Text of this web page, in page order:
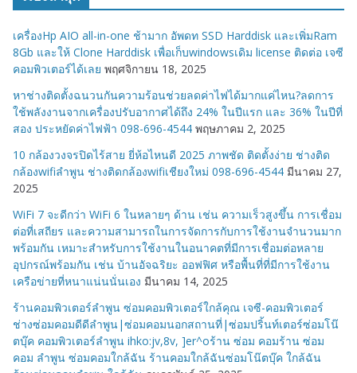
มู่
เครื่องHp AIO all-in-one ช้ามาก อัพดท SSD Harddisk และเพิ่มRam
8Gb และให้ Clone Harddisk เพื่อเก็บwindowsเดิม license ติดต่อ เจซี
คอมพิวเตอร์ได้เลย พฤศจิกายน 18, 2025
หาช่างติดตั้งฉนวนกันความร้อนช่วยลดค่าไฟได้มากแค่ไหน?ลดการ
ใช้พลังงานจากเครื่องปรับอากาศได้ถึง 24% ในปีแรก และ 36% ในปีที่
สอง ประหยัดค่าไฟฟ้า 098-696-4544 พฤษภาคม 2, 2025
10 กล้องวงจรปิดไร้สาย ยี่ห้อไหนดี 2025 ภาพชัด ติดตั้งง่าย ช่างติด
กล้องwifiลำพูน ช่างติดกล้องwifiเชียงใหม่ 098-696-4544 มีนาคม 27,
2025
WiFi 7 จะดีกว่า WiFi 6 ในหลายๆ ด้าน เช่น ความเร็วสูงขึ้น การเชื่อม
ต่อที่เสถียร และความสามารถในการจัดการกับการใช้งานจำนวนมาก
พร้อมกัน เหมาะสำหรับการใช้งานในอนาคตที่มีการเชื่อมต่อหลาย
อุปกรณ์พร้อมกัน เช่น บ้านอัจฉริยะ ออฟฟิศ หรือพื้นที่ที่มีการใช้งาน
เครือข่ายที่หนาแน่นนั่นเอง มีนาคม 14, 2025
ร้านคอมพิวเตอร์ลำพูน ซ่อมคอมพิวเตอร์ใกล้คุณ เจซี-คอมพิวเตอร์
ช่างซ่อมคอมดีดีลำพูน|ซ่อมคอมนอกสถานที่|ซ่อมปริ้นท์เตอร์ซ่อมโน๊
ตบุ๊ค คอมพิวเตอร์ลำพูน ihko:jv,8v, ]er^oร้าน ซ่อม คอมร้าน ซ่อม
คอม ลำพูน ซ่อมคอมใกล้ฉัน ร้านคอมใกล้ฉันซ่อมโน๊ตบุ๊ค ใกล้ฉัน